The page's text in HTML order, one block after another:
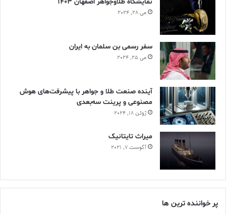
می 28, 2024
سفر رسمی بن سلمان به ایران
می 25, 2024
آینده صنعت طلا و جواهر با پیشرفت‌های هوش
مصنوعی و پرینت سه‌بعدی
ژوئن 18, 2024
ميراث تايتانيک
آگوست 7, 2021
پر خواننده ترین ها